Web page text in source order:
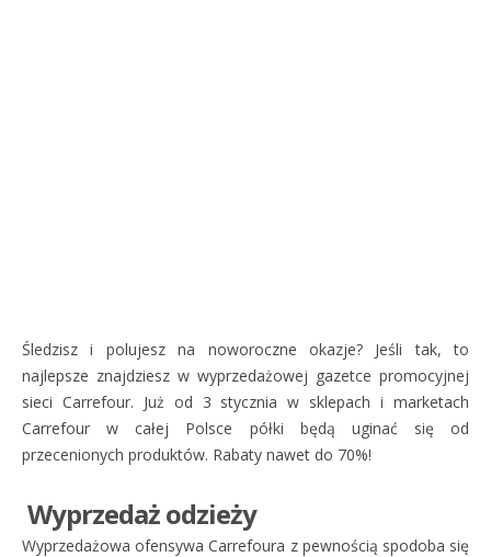
Śledzisz i polujesz na noworoczne okazje? Jeśli tak, to
najlepsze znajdziesz w wyprzedażowej gazetce promocyjnej
sieci Carrefour. Już od 3 stycznia w sklepach i marketach
Carrefour w całej Polsce półki będą uginać się od
przecenionych produktów. Rabaty nawet do 70%!
Wyprzedaż odzieży
Wyprzedażowa ofensywa Carrefoura z pewnością spodoba się